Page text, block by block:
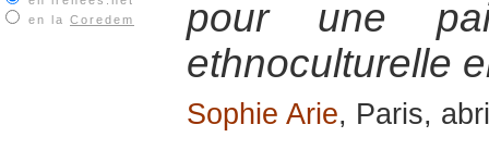
en la Coredem
pour une
ethnoculturelle
Sophie Arie, Paris,